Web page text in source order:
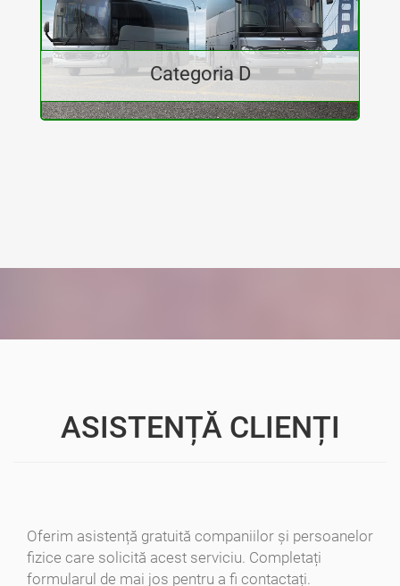
Categoria D
ASISTENȚĂ CLIENȚI
Oferim asistență gratuită companiilor și persoanelor
fizice care solicită acest serviciu. Completați
formularul de mai jos pentru a fi contactați.